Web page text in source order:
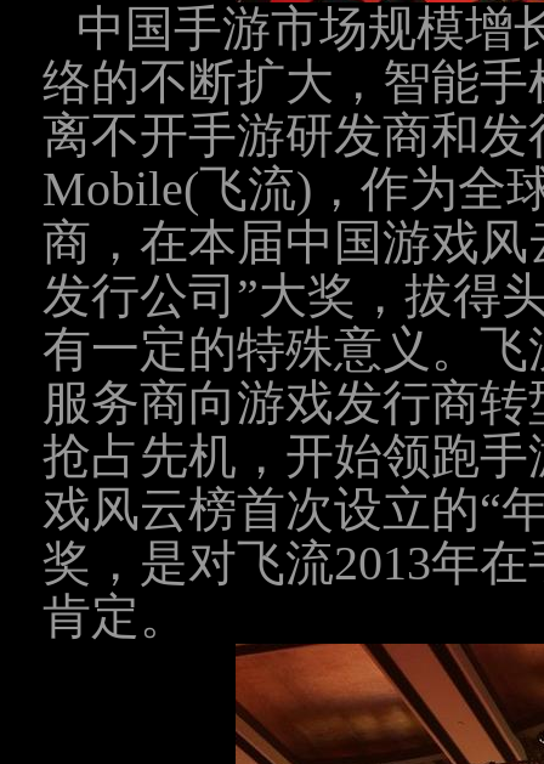
中国手游市场规模增
络的不断扩大，智能
离不开手游研发商和
Mobile(飞流)，作为全
商，在本届中国游戏
发行公司”大奖，拔得
有一定的特殊意义。
服务商向游戏发行商
抢占先机，开始领跑
戏风云榜首次设立的“
奖，是对飞流2013年
肯定。